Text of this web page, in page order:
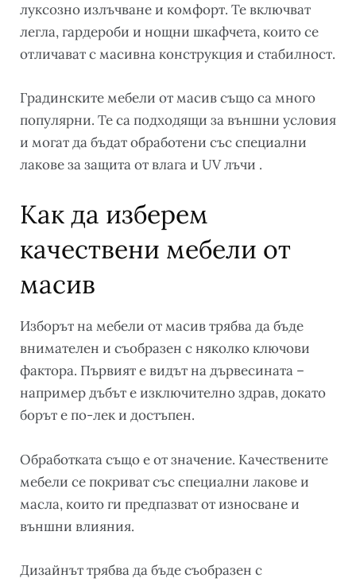
луксозно излъчване и комфорт. Те включват
легла, гардероби и нощни шкафчета, които се
отличават с масивна конструкция и стабилност.
Градинските мебели от масив също са много
популярни. Те са подходящи за външни условия
и могат да бъдат обработени със специални
лакове за защита от влага и UV лъчи .
Как да изберем
качествени мебели от
масив
Изборът на мебели от масив трябва да бъде
внимателен и съобразен с няколко ключови
фактора. Първият е видът на дървесината –
например дъбът е изключително здрав, докато
борът е по-лек и достъпен.
Обработката също е от значение. Качествените
мебели се покриват със специални лакове и
масла, които ги предпазват от износване и
външни влияния.
Дизайнът трябва да бъде съобразен с